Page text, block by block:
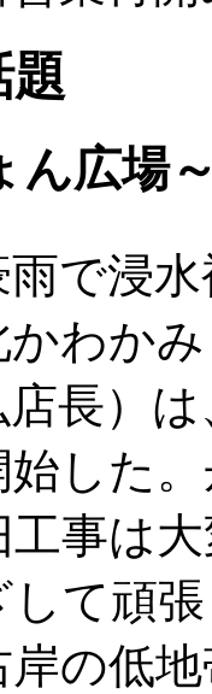
題
ん広場
で浸
かわか
長）
した
事は
て頑
岸の低